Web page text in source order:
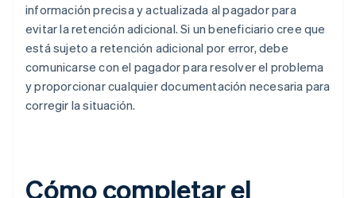
información precisa y actualizada al pagador para
evitar la retención adicional. Si un beneficiario cree que
está sujeto a retención adicional por error, debe
comunicarse con el pagador para resolver el problema
y proporcionar cualquier documentación necesaria para
corregir la situación.
Cómo completar el